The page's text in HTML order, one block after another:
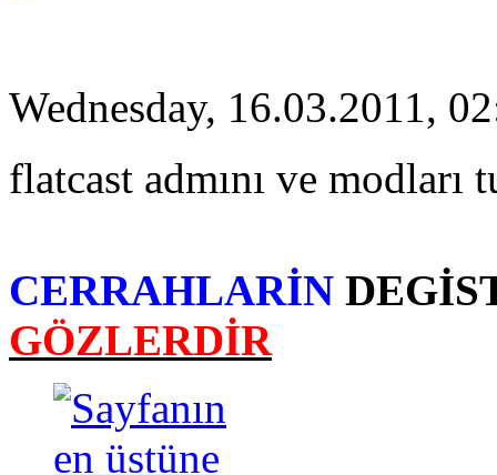
Wednesday, 16.03.2011,
flatcast admını ve modları
CERRAHLARİN
GÖZLERDİR